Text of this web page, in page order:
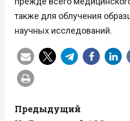
также для облучения
научных исследований.
Н
Предыдущий